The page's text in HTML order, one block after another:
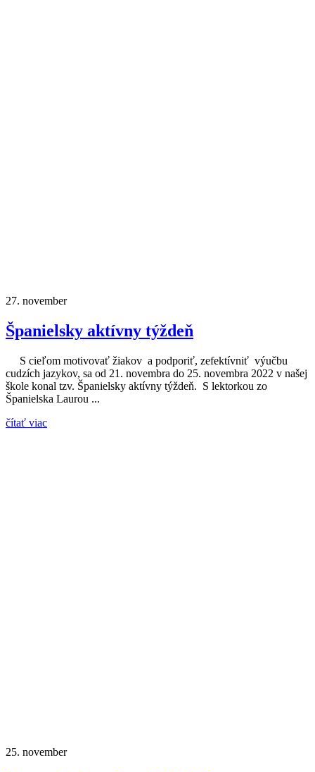
27. november
Španielsky aktívny týždeň
S cieľom motivovať žiakov a podporiť, zefektívniť výučbu
cudzích jazykov, sa od 21. novembra do 25. novembra 2022 v našej
škole konal tzv. Španielsky aktívny týždeň. S lektorkou zo
Španielska Laurou ...
čítať viac
25. november